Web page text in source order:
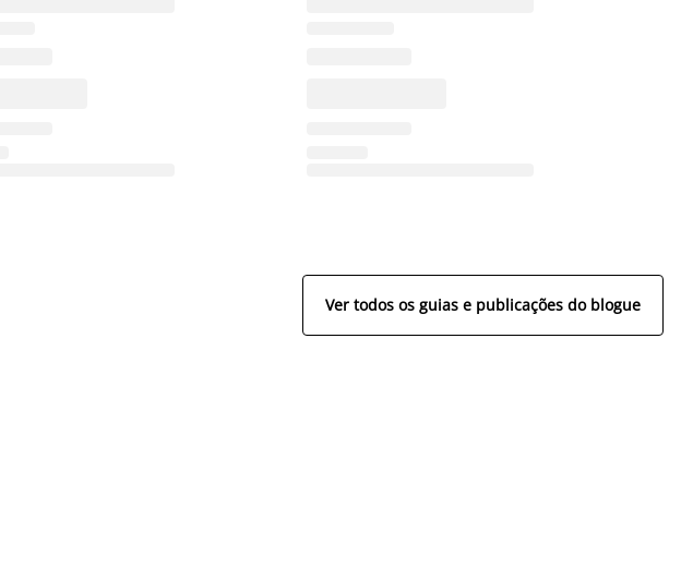
Ver todos os guias e publicações do blogue